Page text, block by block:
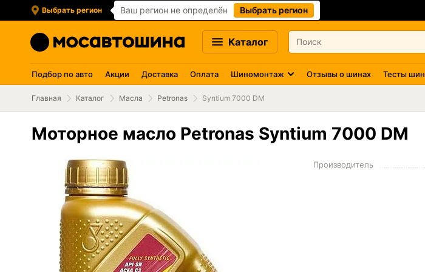
Выбрать регион Ваш регион не определён Выбрать регион
Каталог
Подбор по авто Акции Доставка Оплата Шиномонтаж Отзывы о шинах Тесты шин
Главная Каталог Масла Petronas Syntium 7000 DM
Моторное масло Petronas Syntium 7000 DM
Производитель